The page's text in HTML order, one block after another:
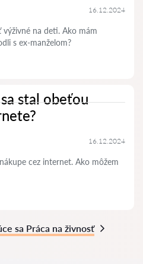
16.12.2024
na deti. Ako mám
s ex-manželom?
stal obeťou
16.12.2024
cez internet. Ako môžem
sa Práca na živnosť